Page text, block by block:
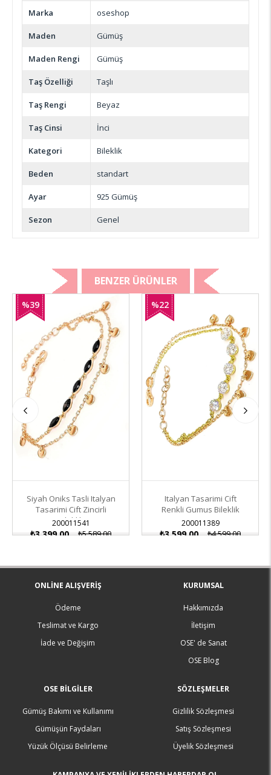
Marka oseshop
Maden Gümüş
Maden Rengi Gümüş
Taş Özelliği Taşlı
Taş Rengi Beyaz
Taş Cinsi İnci
Kategori Bileklik
Beden standart
Ayar 925 Gümüş
Sezon Genel
BENZER ÜRÜNLER
Siyah Oniks Tasli Italyan
Tasarimi Cift Zincirli
Bileklik
200011541
₺3.399,00 ₺5.589,00
%39
Italyan Tasarimi Cift
Renkli Gumus Bileklik
200011389
₺3.599,00 ₺4.599,00
%22
ONLINE ALIŞVERIŞ
Ödeme
Teslimat ve Kargo
İade ve Değişim
KURUMSAL
Hakkımızda
İletişim
OSE' de Sanat
OSE Blog
OSE BILGILER
Gümüş Bakımı ve Kullanımı
Gümüşün Faydaları
Yüzük Ölçüsü Belirleme
SÖZLEŞMELER
Gizlilik Sözleşmesi
Satış Sözleşmesi
Üyelik Sözleşmesi